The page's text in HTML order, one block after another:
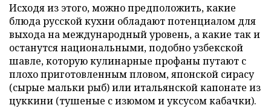
Исходя из этого, можно предположить, какие
блюда русской кухни обладают потенциалом для
выхода на международный уровень, а какие так и
останутся национальными, подобно узбекской
шавле, которую кулинарные профаны путают с
плохо приготовленным пловом, японской сирасу
(сырые мальки рыб) или итальянской капонате из
цуккини (тушеные с изюмом и уксусом кабачки).